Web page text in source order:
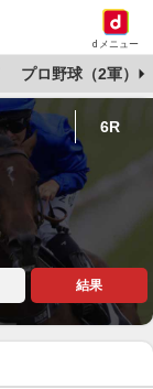
dメニュー
プロ野球（2軍）
6R
結果